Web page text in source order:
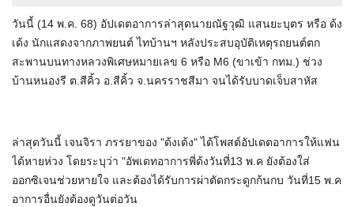
วันนี้ (14 พ.ค. 68) อัปเดตอาการล่าสุดนายณัฐวุฒิ แสนยะบุตร หรือ ด้ง
เด้ง นักแสดงจากภาพยนต์ ไทบ้านฯ หลังประสบอุบัติเหตุรถยนต์ตก
สะพานบนทางหลวงพิเศษหมายเลข 6 หรือ M6 (ขาเข้า กทม.) ช่วง
บ้านหนองรี ต.สีคิ้ว อ.สีคิ้ว จ.นครราชสีมา จนได้รับบาดเจ็บสาหัส
ล่าสุดวันนี้ เจนจิรา ภรรยาของ "ด้งเด้ง" ได้โพสต์อัปเดตอาการให้แฟน
ได้หายห่วง โดยระบุว่า "อัพเดทอาการพี่ด้งวันที่13 พ.ค ยังต้องใส่
ออกซิเจนช่วยหายใจ และต้องได้รับการผ่าตัดกระดูกก้นกบ วันที่15 พ.ค
อาการอื่นยังต้องดูวันต่อวัน